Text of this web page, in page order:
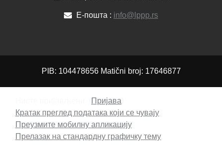
Е-пошта : info@lppp.rs
PIB: 104478656 Matični broj: 17646877
Пријава
Кратак преглед података који се чувају
Преузмите мобилну апликацију
Прелазак на стандардну графичку тему